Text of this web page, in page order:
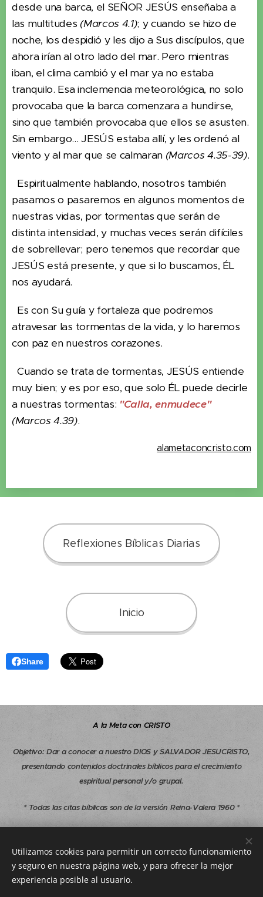
desde una barca, el SEÑOR JESÚS enseñaba a
las multitudes (Marcos 4.1); y cuando se hizo de
noche, los despidió y les dijo a Sus discípulos, que
ahora irían al otro lado del mar. Pero mientras
iban, el clima cambió y el mar ya no estaba
tranquilo. Esa inclemencia meteorológica, no solo
provocaba que la barca comenzara a hundirse,
sino que también provocaba que ellos se asusten.
Sin embargo... JESÚS estaba allí, y les ordenó al
viento y al mar que se calmaran (Marcos 4.35-39).
Espiritualmente hablando, nosotros también
pasamos o pasaremos en algunos momentos de
nuestras vidas, por tormentas que serán de
distinta intensidad, y muchas veces serán difíciles
de sobrellevar; pero tenemos que recordar que
JESÚS está presente, y que si lo buscamos, ÉL
nos ayudará.
Es con Su guía y fortaleza que podremos
atravesar las tormentas de la vida, y lo haremos
con paz en nuestros corazones.
Cuando se trata de tormentas, JESÚS entiende
muy bien; y es por eso, que solo ÉL puede decirle
a nuestras tormentas: "Calla, enmudece"
(Marcos 4.39).
alametaconcristo.com
Reflexiones Bíblicas Diarias
Inicio
Share
A la Meta con CRISTO
Objetivo:Dar a conocer a nuestro DIOS y SALVADOR JESUCRISTO,
presentando contenidos doctrinales bíblicos para el crecimiento
espiritual personal y/o grupal.
* Todas las citas bíblicas son de la versión Reina-Valera 1960 *
reservados.
alametaconcristo.com@gmail.com
Utilizamos cookies para permitir un correcto funcionamiento
y seguro en nuestra página web, y para ofrecer la mejor
experiencia posible al usuario.